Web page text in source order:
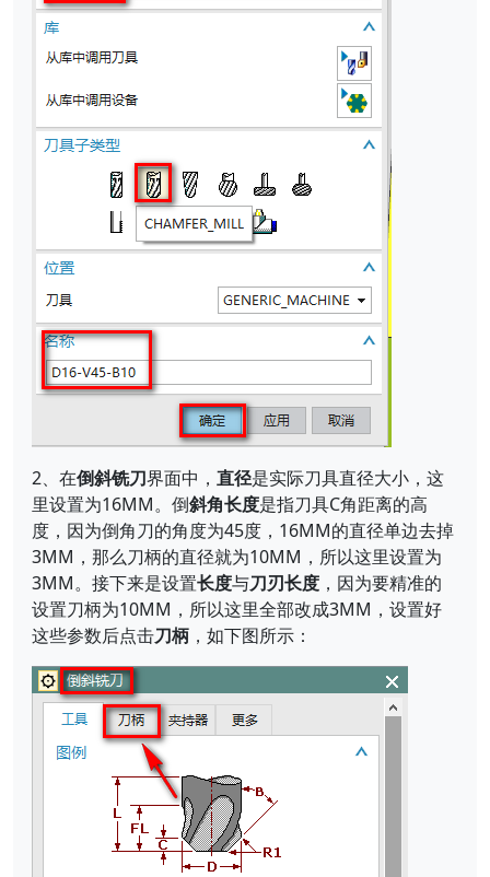
2、在倒斜铣刀界面中， 直径是实际刀具直径大小，这
里设置为16MM。倒斜角长度是指刀具C角距离的高
度，因为倒角刀的角度为45度，16MM的直径单边去掉
3MM，那么刀柄的直径就为10MM，所以这里设置为
3MM。接下来是设置长度与刀刃长度 ，因为要精准的
设置刀柄为10MM，所以这里全部改成3MM，设置好
这些参数后点击刀柄 ，如下图所示：